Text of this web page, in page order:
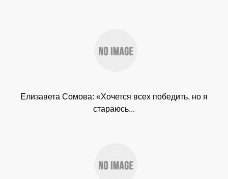
Елизавета Сомова: «Хочется всех победить, но я
стараюсь...